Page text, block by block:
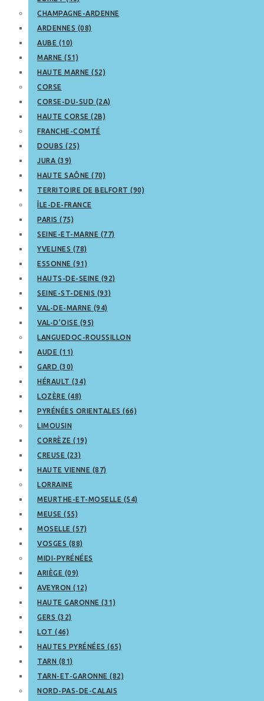
CHAMPAGNE-ARDENNE
ARDENNES (08)
AUBE (10)
MARNE (51)
HAUTE MARNE (52)
CORSE
CORSE-DU-SUD (2A)
HAUTE CORSE (2B)
FRANCHE-COMTÉ
DOUBS (25)
JURA (39)
HAUTE SAÔNE (70)
TERRITOIRE DE BELFORT (90)
ÎLE-DE-FRANCE
PARIS (75)
SEINE-ET-MARNE (77)
YVELINES (78)
ESSONNE (91)
HAUTS-DE-SEINE (92)
SEINE-ST-DENIS (93)
VAL-DE-MARNE (94)
VAL-D’OISE (95)
LANGUEDOC-ROUSSILLON
AUDE (11)
GARD (30)
HÉRAULT (34)
LOZÈRE (48)
PYRÉNÉES ORIENTALES (66)
LIMOUSIN
CORRÈZE (19)
CREUSE (23)
HAUTE VIENNE (87)
LORRAINE
MEURTHE-ET-MOSELLE (54)
MEUSE (55)
MOSELLE (57)
VOSGES (88)
MIDI-PYRÉNÉES
ARIÈGE (09)
AVEYRON (12)
HAUTE GARONNE (31)
GERS (32)
LOT (46)
HAUTES PYRÉNÉES (65)
TARN (81)
TARN-ET-GARONNE (82)
NORD-PAS-DE-CALAIS